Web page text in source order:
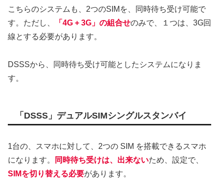
こちらのシステムも、2つのSIMを、同時待ち受け可能で
す。ただし、
「4G + 3G」の組合せのみで、１つは、3G回
線とする必要があります。
DSSSから、同時待ち受け可能としたシステムになりま
す。
「DSSS」デュアルSIMシングルスタンバイ
1台の、スマホに対して、2つの SIM を搭載できるスマホ
になります。
同時待ち受けは、出来ないため、設定で、
SIMを切り替える必要があります。